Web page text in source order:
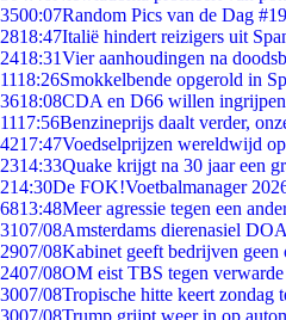
3500:07Random Pics van de Dag
2818:47Italië hindert reizigers uit
2418:31Vier aanhoudingen na
1118:26Smokkelbende opgerold in
3618:08CDA en D66 willen
1117:56Benzineprijs daalt verder,
4217:47Voedselprijzen wereldwijd
2314:33Quake krijgt na 30 jaar een
214:30De FOK!Voetbalmanager
6813:48Meer agressie tegen een
3107/08Amsterdams dierenasiel
2907/08Kabinet geeft bedrijven geen
2407/08OM eist TBS tegen verwarde
3007/08Tropische hitte keert zondag
3007/08Trump grijpt weer in op